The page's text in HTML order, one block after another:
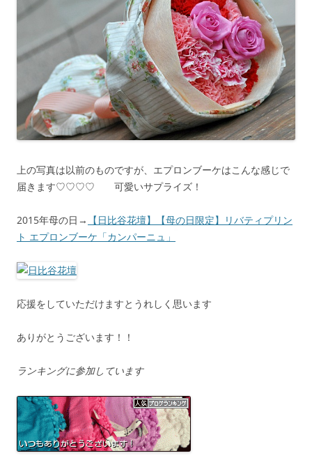
上の写真は以前のものですが、エプロンブーケはこんな感じで
届きます♡♡♡♡ 可愛いサプライズ！
2015年母の日→ 【日比谷花壇】【母の日限定】リバティプリン
ト エプロンブーケ「カンパーニュ」
応援をしていただけますとうれしく思います
ありがとうございます！！
ランキングに参加しています